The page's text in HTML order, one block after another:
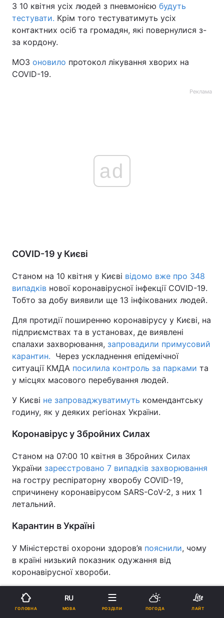
З 10 квітня усіх людей з пневмонією будуть
тестувати. Крім того тестуватимуть усіх
контактних осіб та громадян, які повернулися з-
за кордону.
МОЗ оновило протокол лікування хворих на
COVID-19.
Реклама
ad
COVID-19 у Києві
Станом на 10 квітня у Києві відомо вже про 348
випадків нової коронавірусної інфекції COVID-19.
Тобто за добу виявили ще 13 інфікованих людей.
Для протидії поширенню коронавірусу у Києві, на
підприємствах та в установах, де виявлені
спалахи захворювання, запровадили примусовий
карантин. Через ускладнення епідемічної
ситуації КМДА посилила контроль за парками та
у місцях масового перебування людей.
У Києві не запроваджуватимуть комендантську
годину, як у деяких регіонах України.
Коронавірус у Збройних Силах
Станом на 07:00 10 квітня в Збройних Силах
України зареєстровано 7 випадків захворювання
на гостру респіраторну хворобу COVID-19,
спричинену коронавірусом SARS-CoV-2, з них 1
летальний.
Карантин в Україні
У Міністерстві охорони здоров’я пояснили, чому
в країні низький показник одужання від
коронавірусної хвороби.
Міністр внутрішніх справ України Арсен Аваков
назвав
попередні терміни завершення
ГОЛОВНА
RU
МОВА РОЗДІЛИ ПОГОДА ЛАЙТ